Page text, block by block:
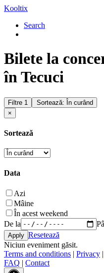
Kooltix
Search
Bilete la
în Tecuci
Filtre 1
Sortează: În curând
×
Sortează
Data
Azi
Mâine
În acest weekend
De la
Resetează
Niciun eveniment găsit.
Terms and conditions | Privacy |
FAQ | Contact